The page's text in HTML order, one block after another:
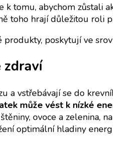
tomu, abychom zůstali
toho hrají důležitou roli
produkty, poskytují ve
zdraví
a vstřebávají se do
může vést k nízké
ovoce a zelenina,
optimální hladiny